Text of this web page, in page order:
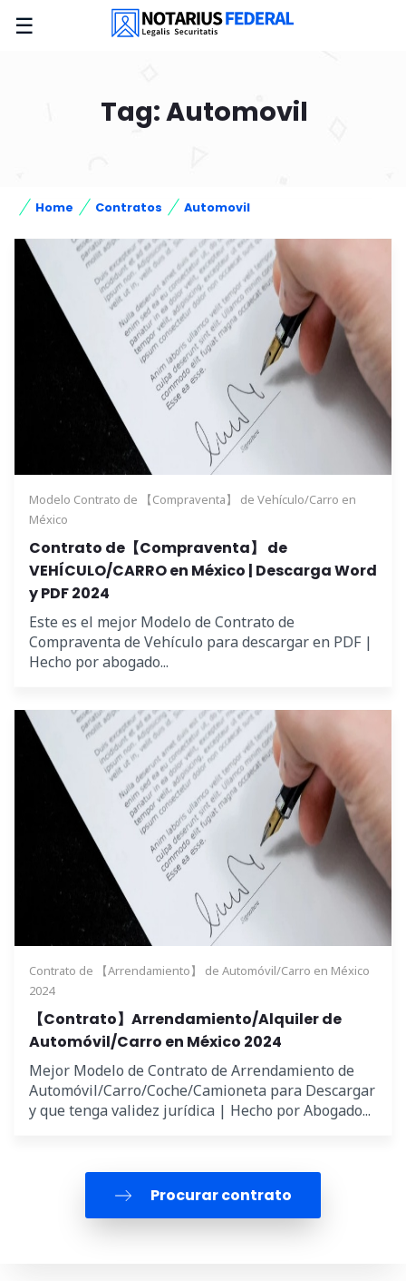
☰
Tag: Automovil
Home Contratos Automovil
Modelo Contrato de 【Compraventa】 de Vehículo/Carro en
México
Contrato de【Compraventa】 de
VEHÍCULO/CARRO en México | Descarga Word
y PDF 2024
Este es el mejor Modelo de Contrato de
Compraventa de Vehículo para descargar en PDF |
Hecho por abogado...
Contrato de 【Arrendamiento】 de Automóvil/Carro en México
2024
【Contrato】Arrendamiento/Alquiler de
Automóvil/Carro en México 2024
Mejor Modelo de Contrato de Arrendamiento de
Automóvil/Carro/Coche/Camioneta para Descargar
y que tenga validez jurídica | Hecho por Abogado...
Procurar contrato